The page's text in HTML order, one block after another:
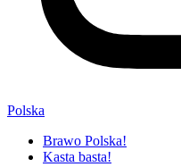
Polska
Brawo Polska!
Kasta basta!